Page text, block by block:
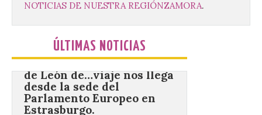
NOTICIAS DE NUESTRA REGIÓNZAMORA.
ÚLTIMAS NOTICIAS
La decimoctava fotografía
de León de…viaje nos llega
desde la sede del
Parlamento Europeo en
Estrasburgo.
7 Ago 2026